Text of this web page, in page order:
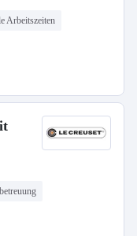
Arbeitszeiten